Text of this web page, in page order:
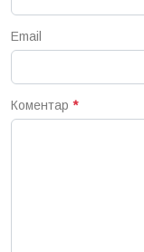
Email
Коментар *